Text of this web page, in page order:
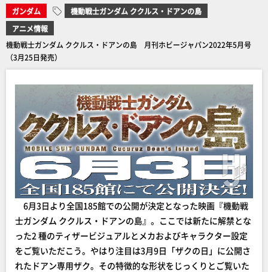
ガンダム
機動戦士ガンダム ククルス・ドアンの島
アニメ情報
機動戦士ガンダム ククルス・ドアンの島 月刊ホビージャパン2022年5月号
（3月25日発売）
6月3日より全国185館での公開が決定となった映画『機動戦
士ガンダム ククルス・ドアンの島』。ここでは新たに解禁とな
った2 種のティザービジュアルとメカおよびキャラクター設定
をご覧いただこう。やはり注目は3月9日「ザクの日」に公開さ
れたドアン専用ザク。その特徴的な形状をじっくりとご覧いた